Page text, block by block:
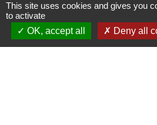
Liens
This site uses cookies and gives you
to activate
OK, accept all
Deny all